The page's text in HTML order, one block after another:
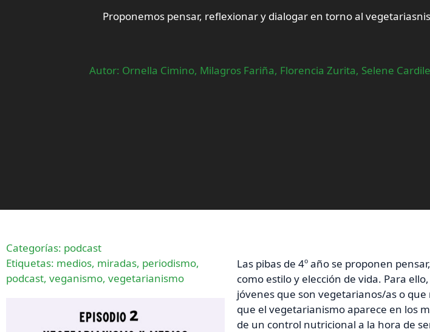
Proponemos pensar, reflexionar y dialogar en torno al
Autor: Ornella Cimino, Milagros Fariña, Florencia Zurita, Selene
Categorías: podcast
Etiquetas: medios, miradas, periodismo,
podcast, veganismo, vegetarianismo
Las pibas de 4º año se proponen
como estilo y elección de vida. Para
jóvenes que son vegetarianos/as o que
que el vegetarianismo aparece en los
de un control nutricional a la hora de